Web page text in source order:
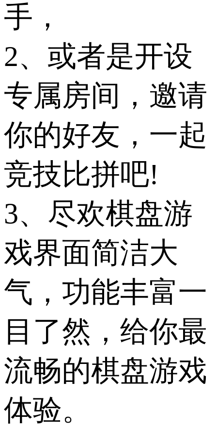
手，
2、或者是开设
专属房间，邀请
你的好友，一起
竞技比拼吧!
3、尽欢棋盘游
戏界面简洁大
气，功能丰富一
目了然，给你最
流畅的棋盘游戏
体验。